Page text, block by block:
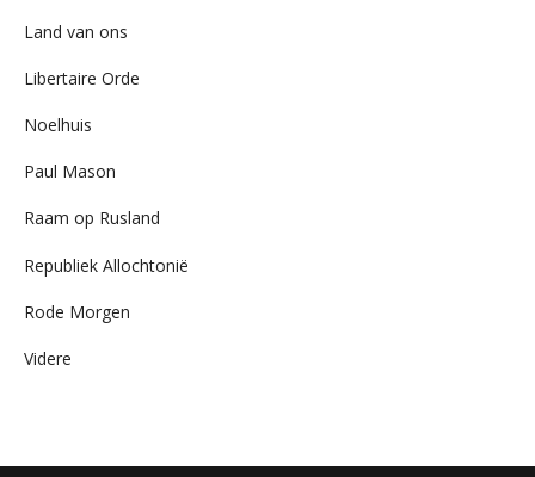
Land van ons
Libertaire Orde
Noelhuis
Paul Mason
Raam op Rusland
Republiek Allochtonië
Rode Morgen
Videre